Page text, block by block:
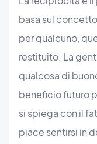
basa sul
per qualcuno,
restituito. La
qualcosa di
beneficio futuro
si spiega con il
piace sentirsi in